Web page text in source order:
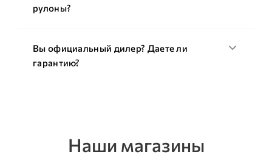
рулоны?
Вы официальный дилер? Даете ли
гарантию?
Наши магазины